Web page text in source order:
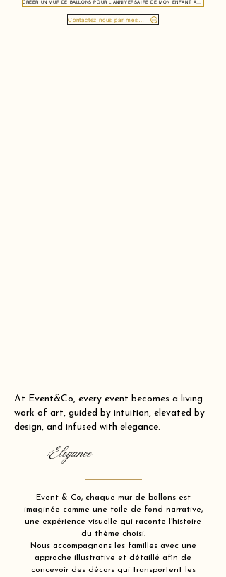
At Event&Co, every event becomes a living
work of art, guided by intuition, elevated by
design, and infused with elegance.
Elegance
Event & Co, chaque mur de ballons est
imaginée comme une toile de fond narrative,
une expérience visuelle qui raconte l'histoire
du thème choisi.
Nous accompagnons les familles avec une
approche illustrative et détaillé afin de
concevoir des décors qui transportent les